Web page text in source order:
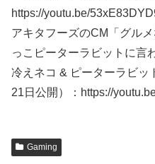
https://youtu.be/
アキタフーズのCM「グル
っこピーターラビットに言
冷えネコ & ピーターラビッ
21日公開）：https://
Gaming